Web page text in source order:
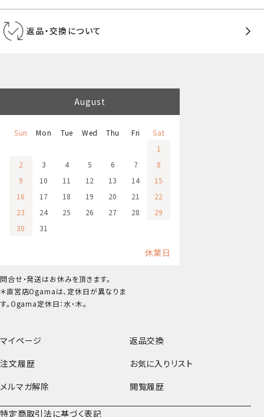
返品・交換について
マイページ
返品交換
注文履歴
お気に入りリスト
メルマガ解除
閲覧履歴
特定商取引法に基づく表記
August
Sun Mon Tue Wed Thu Fri
Sat
1
2
3 4 5 6 7
8
9
10 11 12 13 14
15
16
17 18 19 20 21
22
23
24 25 26 27 28
29
30
31
休業日
問合せ・発送はお休みを頂きます。
＊直営店Ogamaは、定休日が異なりま
す。Ogama定休日：水・木。